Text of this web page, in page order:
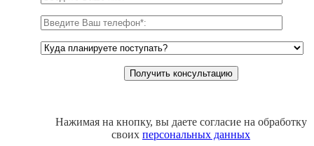
Нажимая на кнопку, вы даете согласие на обработку
своих персональных данных